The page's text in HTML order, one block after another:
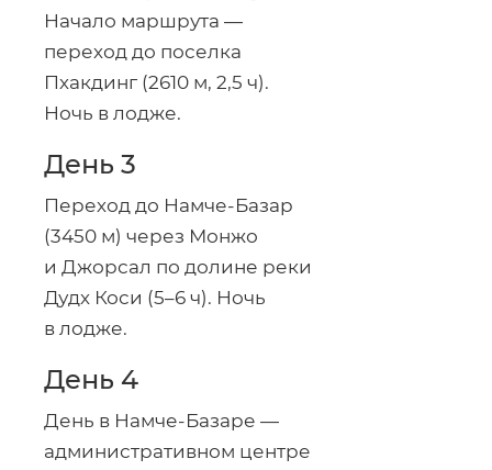
Начало маршрута —
переход до поселка
Пхакдинг (2610 м, 2,5 ч).
Ночь в лодже.
День 3
Переход до Намче-Базар
(3450 м) через Монжо
и Джорсал по долине реки
Дудх Коси (5–6 ч). Ночь
в лодже.
День 4
День в Намче-Базаре —
административном центре